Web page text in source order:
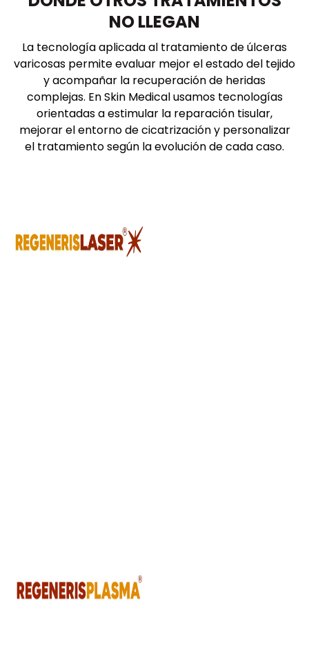
NO LLEGAN
La tecnología aplicada al tratamiento de úlceras
varicosas permite evaluar mejor el estado del tejido
y acompañar la recuperación de heridas
complejas. En Skin Medical usamos tecnologías
orientadas a estimular la reparación tisular,
mejorar el entorno de cicatrización y personalizar
el tratamiento según la evolución de cada caso.